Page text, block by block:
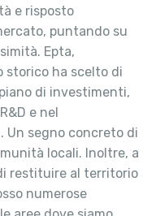
e risposto
puntando su
Epta,
storico ha scelto di
di investimenti,
e nel
segno concreto di
locali. Inoltre, a
restituire al territorio
numerose